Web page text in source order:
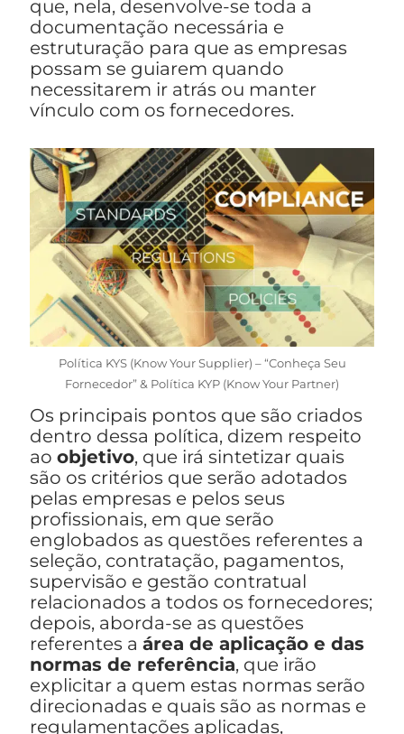
que, nela, desenvolve-se toda a
documentação necessária e
estruturação para que as empresas
possam se guiarem quando
necessitarem ir atrás ou manter
vínculo com os fornecedores.
Política KYS (Know Your Supplier) – “Conheça Seu
Fornecedor” & Política KYP (Know Your Partner)
Os principais pontos que são criados
dentro dessa política, dizem respeito
ao objetivo, que irá sintetizar quais
são os critérios que serão adotados
pelas empresas e pelos seus
profissionais, em que serão
englobados as questões referentes a
seleção, contratação, pagamentos,
supervisão e gestão contratual
relacionados a todos os fornecedores;
depois, aborda-se as questões
referentes a área de aplicação e das
normas de referência, que irão
explicitar a quem estas normas serão
direcionadas e quais são as normas e
regulamentações aplicadas,